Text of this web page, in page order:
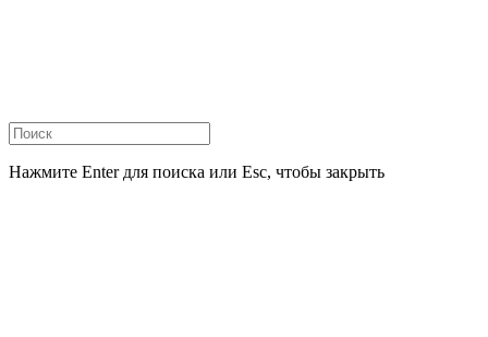
Нажмите Enter для поиска или Esc, чтобы закрыть